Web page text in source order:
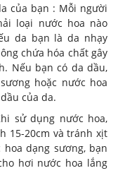
của bạn : Mỗi người
loại nước hoa nào
da bạn là da nhạy
chứa hóa chất gây
Nếu bạn có da dầu,
hoặc nước hoa
của da.
sử dụng nước hoa,
15-20cm và tránh xịt
dạng sương, bạn
hơi nước hoa lắng